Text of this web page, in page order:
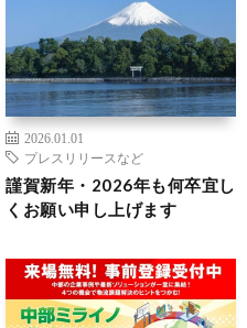
2026.01.01
プレスリリースなど
謹賀新年・2026年も何卒宜し
くお願い申し上げます